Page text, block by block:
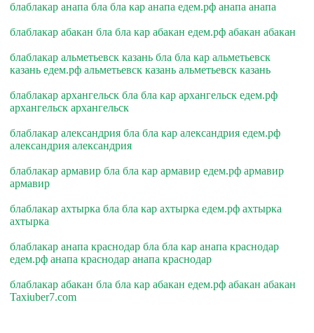
блаблакар анапа бла бла кар анапа едем.рф анапа анапа
блаблакар абакан бла бла кар абакан едем.рф абакан абакан
блаблакар альметьевск казань бла бла кар альметьевск
казань едем.рф альметьевск казань альметьевск казань
блаблакар архангельск бла бла кар архангельск едем.рф
архангельск архангельск
блаблакар александрия бла бла кар александрия едем.рф
александрия александрия
блаблакар армавир бла бла кар армавир едем.рф армавир
армавир
блаблакар ахтырка бла бла кар ахтырка едем.рф ахтырка
ахтырка
блаблакар анапа краснодар бла бла кар анапа краснодар
едем.рф анапа краснодар анапа краснодар
блаблакар абакан бла бла кар абакан едем.рф абакан абакан
Taxiuber7.com